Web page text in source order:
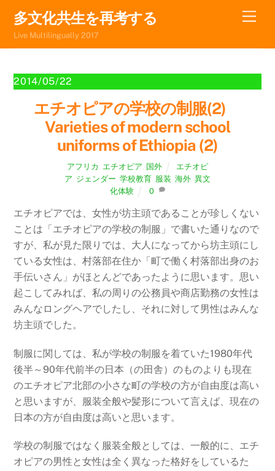
content
多文化共生を再考する
Live Multilingually 2017
2014/05/22
エチオピアの学校の制服(2)
Varieties of modern school
uniforms of Ethiopia (2)
アフリカ エチオピア 国外
エチオピ
ア ジェンダー 学校教育 服装 海外 異文
化体験
0
エチオピアでは、女性が坊主頭であることが珍しくない
ことは「エチオピアの学校の制服」で書いた通りなので
すが、私が見た限りでは、大人になってから坊主頭にし
ている女性は、村落部在住か「町で働く村落部出身のお
手伝いさん」がほとんどであったように思います。思い
起こしてみれば、私の周りの公務員や商店勤務の女性は
みんなロングヘアでしたし、それに対して男性はみんな
坊主頭でした。
制服に関しては、私が学校の制服を着ていた1980年代
後半～90年代前半の日本（の田舎）のものよりも現在
のエチオピア北部の小さな町の学校の方が自由度は高い
と思いますが、服装全般や髪形について言えば、現在の
日本の方が自由度は高いと思います。
学校の制服ではなく服装全般としては、一般的に、エチ
オピアの男性と女性は全く異なった格好をしているた